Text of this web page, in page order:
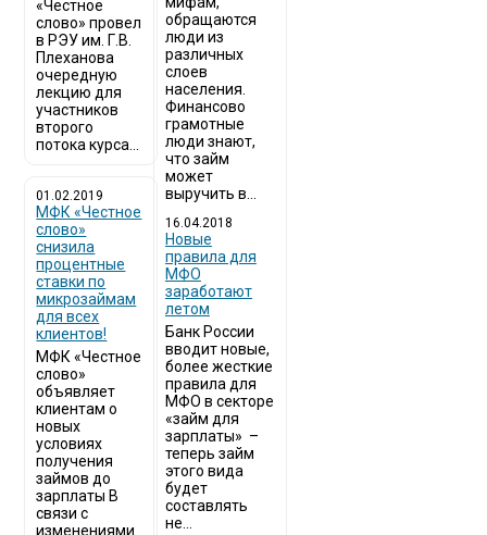
«Честное
слово» провел
в РЭУ им. Г.В.
Плеханова
очередную
лекцию для
участников
второго
потока курса...
01.02.2019
МФК «Честное
слово»
снизила
процентные
ставки по
микрозаймам
для всех
клиентов!
МФК «Честное
слово»
объявляет
клиентам о
новых
условиях
получения
займов до
зарплаты В
связи с
изменениями
обращаются
люди из
различных
слоев
населения.
Финансово
грамотные
люди знают,
что займ
может
выручить в...
16.04.2018
Новые
правила для
МФО
заработают
летом
Банк России
вводит новые,
более жесткие
правила для
МФО в секторе
«займ для
зарплаты» –
теперь займ
этого вида
будет
составлять
не...